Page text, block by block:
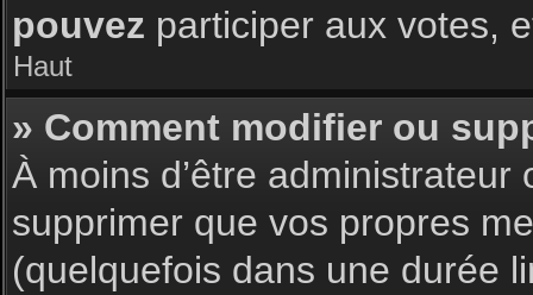
pouvez participer aux votes,
Haut
» Comment modifier ou
À moins d’être
supprimer que vos propres
(quelquefois dans une durée